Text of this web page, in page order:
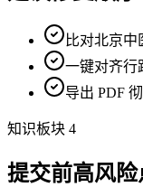
比对北京
一键对齐行
导出 PDF
知识板块 4
提交前高风险